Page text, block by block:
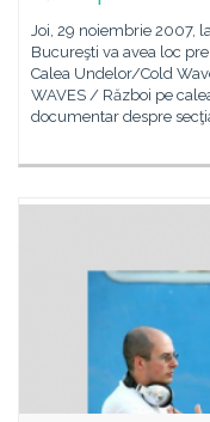
Joi, 29 noiembrie 2007,
Bucureşti va avea loc
Calea Undelor/Cold
WAVES / Război pe
documentar despre